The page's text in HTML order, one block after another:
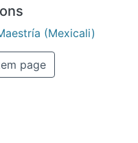
(Mexicali)
page